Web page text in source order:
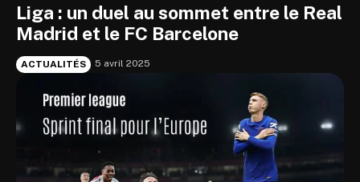
Liga : un duel au sommet entre le Real
Madrid et le FC Barcelone
ACTUALITÉS 5 avril 2025